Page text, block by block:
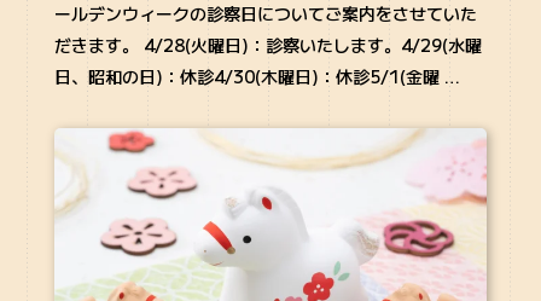
ールデンウィークの診察日についてご案内をさせていた
だきます。 4/28(火曜日)：診察いたします。4/29(水曜
日、昭和の日)：休診4/30(木曜日)：休診5/1(金曜 …